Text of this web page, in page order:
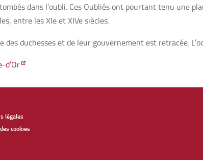
dans l’oubli. Ces Oubliés ont pourtant tenu une
entre les XIe et XIVe siècles.
des duchesses et de leur gouvernement est retracée.
d’Or
légales
cookies